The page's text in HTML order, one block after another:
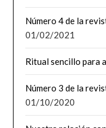
Número 4 de la
01/02/2021
Ritual sencillo para
Número 3 de la
01/10/2020